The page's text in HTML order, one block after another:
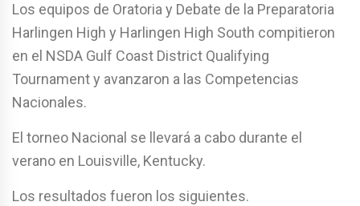
Los equipos de Oratoria y Debate de la Preparatoria
Harlingen High y Harlingen High South compitieron
en el NSDA Gulf Coast District Qualifying
Tournament y avanzaron a las Competencias
Nacionales.
El torneo Nacional se llevará a cabo durante el
verano en Louisville, Kentucky.
Los resultados fueron los siguientes.